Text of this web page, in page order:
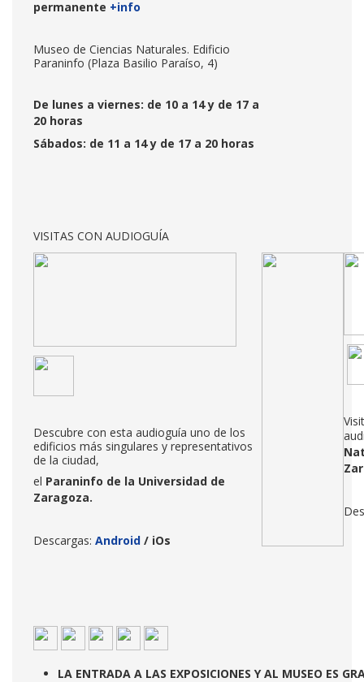
permanente +info
Museo de Ciencias Naturales. Edificio
Paraninfo (Plaza Basilio Paraíso, 4)
De lunes a viernes: de 10 a 14 y de 17 a
20 horas
Sábados: de 11 a 14 y de 17 a 20 horas
VISITAS CON AUDIOGUÍA
Descubre con esta audioguía uno de los
edificios más singulares y representativos
de la ciudad,
el Paraninfo de la Universidad de
Zaragoza.
Descargas: Android / iOs
LA ENTRADA A LAS EXPOSICIONES Y AL MUSEO ES